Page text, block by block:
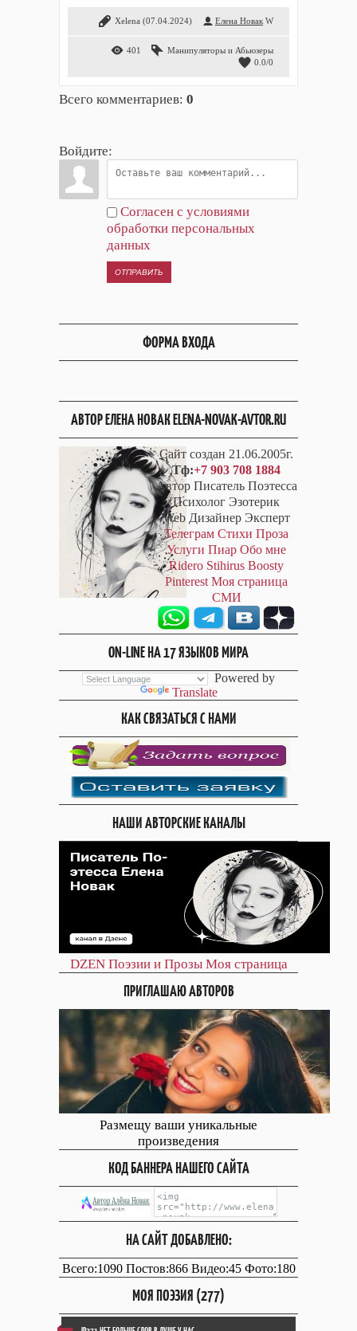
Xelena (07.04.2024) Елена Новак W
401
Манипуляторы и Абьюзеры
0.0/0
Всего комментариев: 0
Войдите:
Согласен с условиями
обработки персональных
данных
ОТПРАВИТЬ
ФОРМА ВХОДА
АВТОР ЕЛЕНА НОВАК ELENA-NOVAK-AVTOR.RU
Сайт создан 21.06.2005г.
Тф:+7 903 708 1884
Автор Писатель Поэтесса
Психолог Эзотерик
Web Дизайнер Эксперт
Телеграм Стихи Проза
Услуги Пиар Обо мне
Ridero Stihirus Boosty
Pinterest Моя страница
СМИ
ON-LINE НА 17 ЯЗЫКОВ МИРА
Powered by
Translate
КАК СВЯЗАТЬСЯ С НАМИ
НАШИ АВТОРСКИЕ КАНАЛЫ
DZEN Поэзии и Прозы Моя страница
ПРИГЛАШАЮ АВТОРОВ
Размещу ваши уникальные
произведения
КОД БАННЕРА НАШЕГО САЙТА
НА САЙТ ДОБАВЛЕНО:
Всего:1090 Постов:866 Видео:45 Фото:180
МОЯ ПОЭЗИЯ (277)